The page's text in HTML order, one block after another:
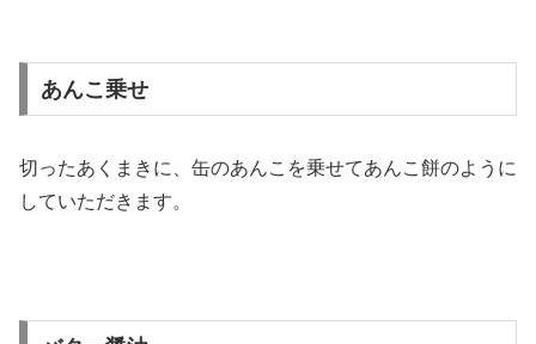
あんこ乗せ
切ったあくまきに、缶のあんこを乗せてあんこ餅のように
していただきます。